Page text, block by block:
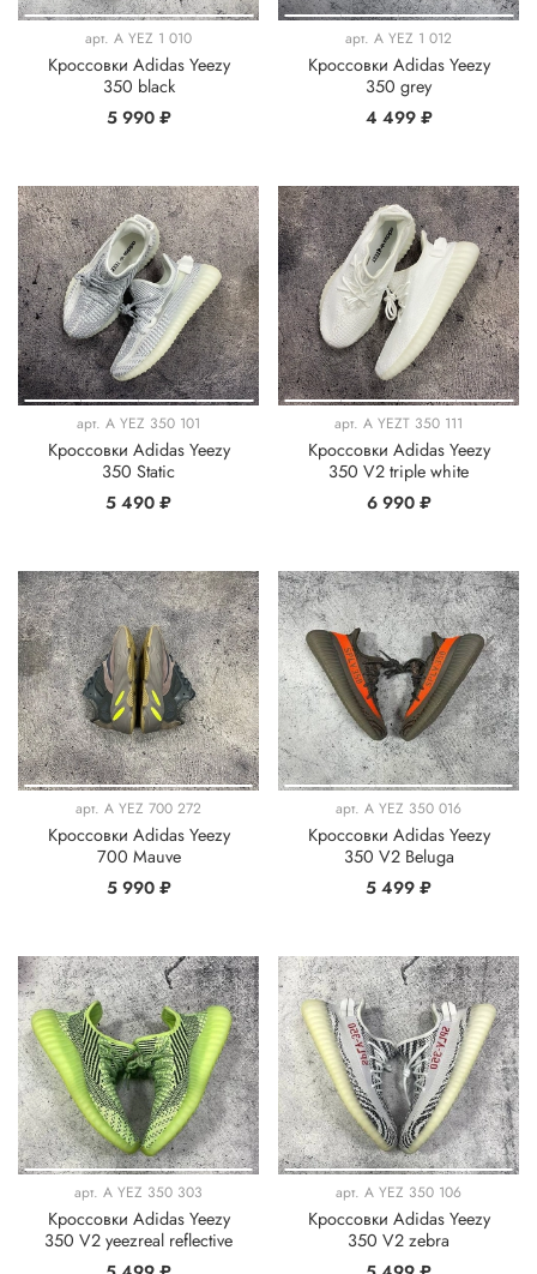
арт. A YEZ 1 010
Кроссовки Adidas Yeezy
350 black
5 990 ₽
арт. A YEZ 1 012
Кроссовки Adidas Yeezy
350 grey
4 499 ₽
арт. A YEZ 350 101
Кроссовки Adidas Yeezy
350 Static
5 490 ₽
арт. A YEZT 350 111
Кроссовки Adidas Yeezy
350 V2 triple white
6 990 ₽
арт. A YEZ 700 272
Кроссовки Adidas Yeezy
700 Mauve
5 990 ₽
арт. A YEZ 350 016
Кроссовки Adidas Yeezy
350 V2 Beluga
5 499 ₽
арт. A YEZ 350 303
Кроссовки Adidas Yeezy
350 V2 yeezreal reflective
арт. A YEZ 350 106
Кроссовки Adidas Yeezy
350 V2 zebra